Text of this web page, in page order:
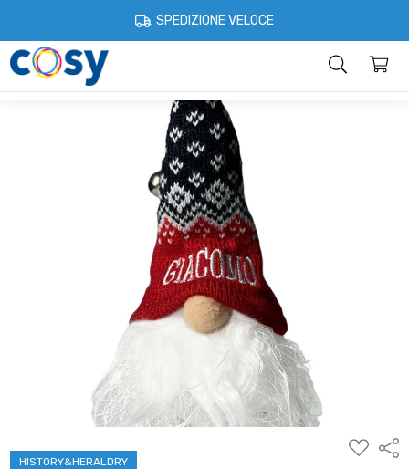
SPEDIZIONE VELOCE
Idee regalo Per il Natale Gnomi luminosi
HISTORY&HERALDRY
ALLA
Account Contatti Informazioni